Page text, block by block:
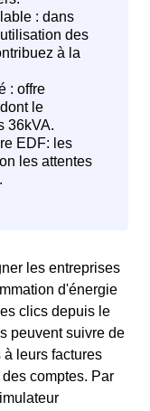
les entreprises
d'énergie
clics depuis le
peuvent suivre de
leurs factures
comptes. Par